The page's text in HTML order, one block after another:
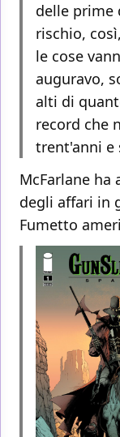
delle prime
rischio,
le cose
auguravo,
alti di
record che
trent'anni e
McFarlane
degli affari in
Fumetto